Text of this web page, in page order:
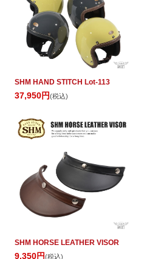
SHM HAND STITCH Lot-113
37,950円(税込)
SHM HORSE LEATHER VISOR
9,350円(税込)